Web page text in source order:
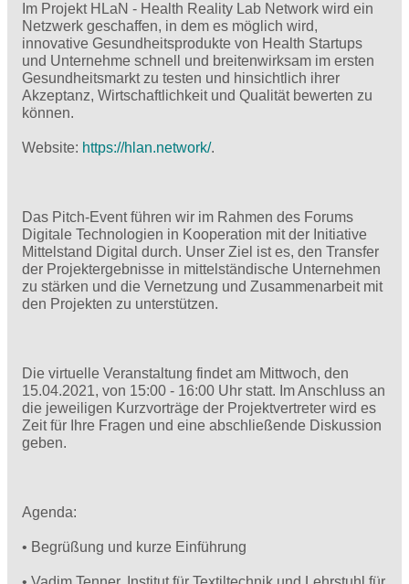
Im Projekt HLaN - Health Reality Lab Network wird ein
Netzwerk geschaffen, in dem es möglich wird,
innovative Gesundheitsprodukte von Health Startups
und Unternehme schnell und breitenwirksam im ersten
Gesundheitsmarkt zu testen und hinsichtlich ihrer
Akzeptanz, Wirtschaftlichkeit und Qualität bewerten zu
können.
Website: https://hlan.network/.
Das Pitch-Event führen wir im Rahmen des Forums
Digitale Technologien in Kooperation mit der Initiative
Mittelstand Digital durch. Unser Ziel ist es, den Transfer
der Projektergebnisse in mittelständische Unternehmen
zu stärken und die Vernetzung und Zusammenarbeit mit
den Projekten zu unterstützen.
Die virtuelle Veranstaltung findet am Mittwoch, den
15.04.2021, von 15:00 - 16:00 Uhr statt. Im Anschluss an
die jeweiligen Kurzvorträge der Projektvertreter wird es
Zeit für Ihre Fragen und eine abschließende Diskussion
geben.
Agenda:
• Begrüßung und kurze Einführung